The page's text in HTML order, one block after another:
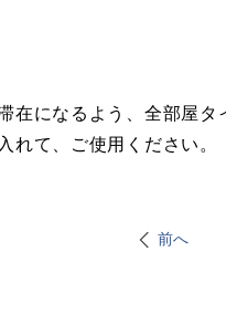
在になるよう、全部屋タ
れて、ご使用ください。
前へ